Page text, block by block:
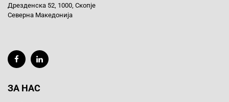
Дрезденска 52, 1000, Скопје
Северна Македонија
ЗА НАС